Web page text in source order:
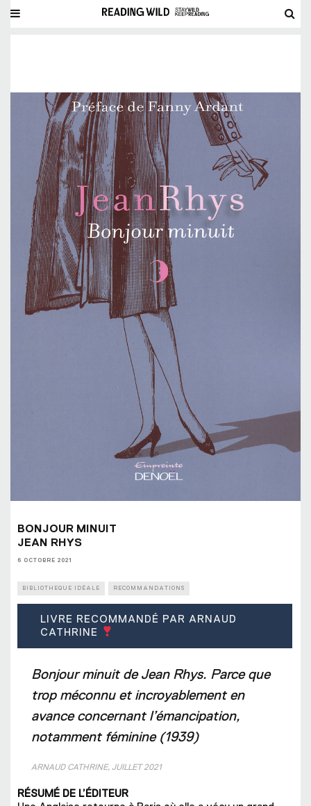
BONJOUR MINUIT
JEAN RHYS
6 OCTOBRE 2021
BIBLIOTHEQUE IDÉALE RECOMMANDATIONS
LIVRE RECOMMANDÉ PAR ARNAUD
CATHRINE
Bonjour minuit de Jean Rhys. Parce que
trop méconnu et incroyablement en
avance concernant l’émancipation,
notamment féminine (1939)
ARNAUD CATHRINE, JUILLET 2021
RÉSUMÉ DE L’ÉDITEUR